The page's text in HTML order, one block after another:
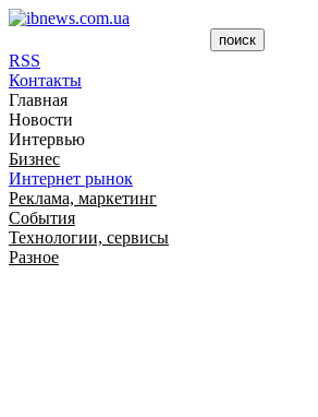
RSS
Контакты
Главная
Новости
Интервью
Бизнес
Интернет рынок
Реклама, маркетинг
События
Технологии, сервисы
Разное